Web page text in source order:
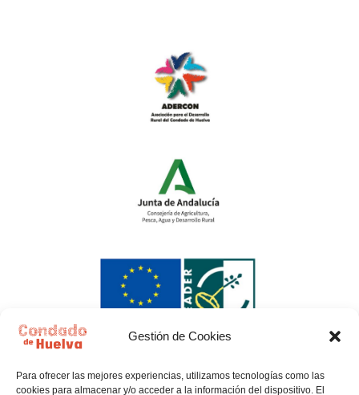
Gestión de Cookies
Para ofrecer las mejores experiencias, utilizamos tecnologías como las
cookies para almacenar y/o acceder a la información del dispositivo. El